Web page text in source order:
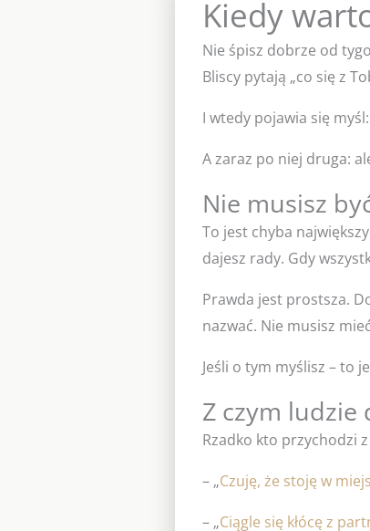
Kiedy
Nie śpisz dobrze od
Bliscy pytają „co się z
I wtedy pojawia się
A zaraz po niej druga:
Nie musisz
To jest chyba
dajesz rady. Gdy
Prawda jest prostsza.
nazwać. Nie musisz
Jeśli o tym myślisz – to
Z czym ludzie
Rzadko kto przychodzi
– „Czuję, że stoję w
– „Ciągle się kłócę z